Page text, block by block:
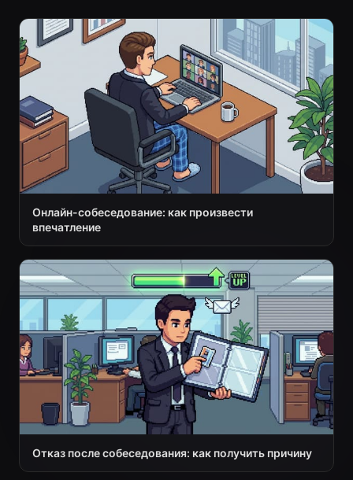
Онлайн-собеседование: как произвести
впечатление
Отказ после собеседования: как получить причину